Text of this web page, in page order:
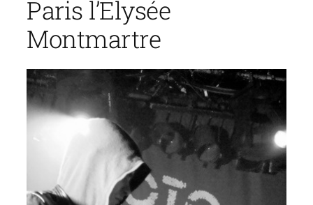
Paris l’Elysée
Montmartre